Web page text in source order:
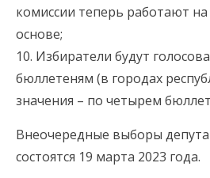
комиссии теперь работают
основе;
10. Избиратели будут
бюллетеням (в городах
значения – по четырем
Внеочередные выборы
состоятся 19 марта 2023 года.